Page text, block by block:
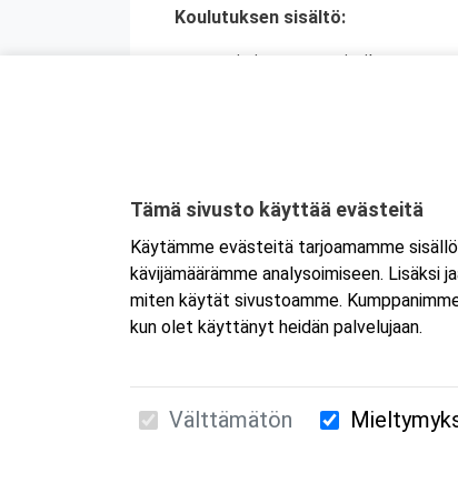
Koulutuksen sisältö:
toiminta auttamistilanteessa
tapaturmien ehkäisy
Suomen Ensiapukoulutus Oy / Valimotie
Tämä sivusto käyttää evästeitä
Käytämme evästeitä tarjoamamme
kävijämäärämme analysoimiseen. Lisäksi
miten käytät sivustoamme.
kun olet käyttänyt heidän palvelujaan.
Välttämätön